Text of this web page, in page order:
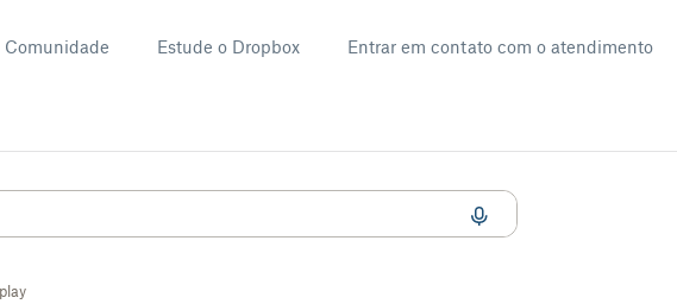
Comunidade Estude o Dropbox Entrar em contato com o atendimento